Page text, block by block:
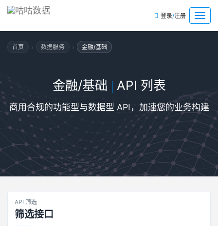
菜
单
登录/注册
首页 › 数据服务 › 金融/基础
金融/基础 | API 列表
商用合规的功能型与数据型 API，加速您的业务构建
API 筛选
筛选接口